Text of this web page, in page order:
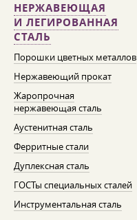
НЕРЖАВЕЮЩАЯ
И ЛЕГИРОВАННАЯ
СТАЛЬ
Порошки цветных металлов
Нержавеющий прокат
Жаропрочная
нержавеющая сталь
Аустенитная сталь
Ферритные стали
Дуплексная сталь
ГОСТы специальных сталей
Инструментальная сталь